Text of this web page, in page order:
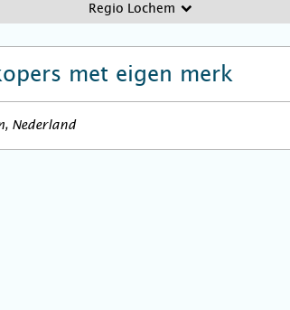
Regio Lochem
met eigen merk
Nederland